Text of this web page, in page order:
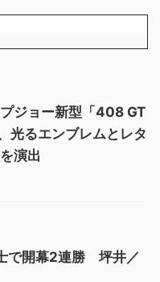
ジョー新型「408 GT
光るエンブレムとレタ
演出
で開幕2連勝 坪井／